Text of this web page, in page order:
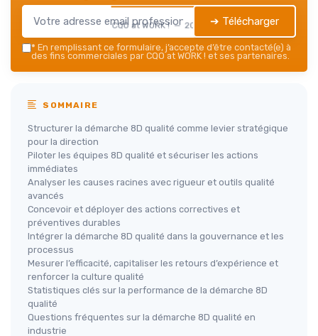
CQO at WORK ! — 2026 ➔ Télécharger
* En remplissant ce formulaire, j’accepte d’être contacté(e) à
des fins commerciales par CQO at WORK ! et ses partenaires.
SOMMAIRE
Structurer la démarche 8D qualité comme levier stratégique
pour la direction
Piloter les équipes 8D qualité et sécuriser les actions
immédiates
Analyser les causes racines avec rigueur et outils qualité
avancés
Concevoir et déployer des actions correctives et
préventives durables
Intégrer la démarche 8D qualité dans la gouvernance et les
processus
Mesurer l’efficacité, capitaliser les retours d’expérience et
renforcer la culture qualité
Statistiques clés sur la performance de la démarche 8D
qualité
Questions fréquentes sur la démarche 8D qualité en
industrie